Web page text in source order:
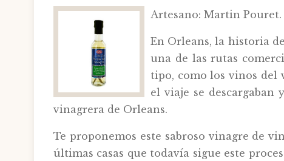
Artesano: Martin Pouret.
En Orleans, la historia
una de las rutas
tipo, como los vinos del
el viaje se
vinagrera de Orleans.
Te proponemos este sabroso vinagre de
últimas casas que todavía sigue este